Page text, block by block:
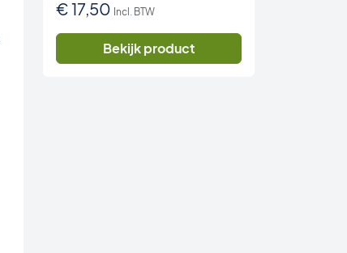
€17,50 Incl. BTW
Bekijk product